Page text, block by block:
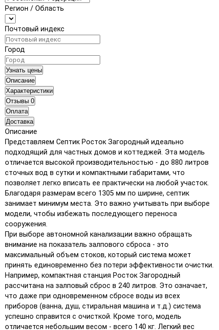
Регион / Область
Почтовый индекс
Город
Узнать цены
Описание
Характеристики
Отзывы 0
Оплата
Доставка
Описание
Представляем Септик Росток Загородный идеально
подходящий для частных домов и коттеджей. Эта модель
отличается высокой производительностью - до 880 литров
сточных вод в сутки и компактными габаритами, что
позволяет легко вписать ее практически на любой участок.
Благодаря размерам всего 1305 мм по ширине, септик
занимает минимум места. Это важно учитывать при выборе
модели, чтобы избежать последующего переноса
сооружения.
При выборе автономной канализации важно обращать
внимание на показатель залпового сброса - это
максимальный объем стоков, который система может
принять единовременно без потери эффективности очистки.
Например, компактная станция Росток Загородный
рассчитана на залповый сброс в 240 литров. Это означает,
что даже при одновременном сбросе воды из всех
приборов (ванна, душ, стиральная машина и т.д.) система
успешно справится с очисткой. Кроме того, модель
отличается небольшим весом - всего 140 кг. Легкий вес